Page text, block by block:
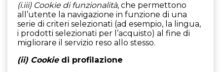
(i.iii) Cookie di funzionalità, che permettono
all’utente la navigazione in funzione di una
serie di criteri selezionati (ad esempio, la lingua,
i prodotti selezionati per l’acquisto) al fine di
migliorare il servizio reso allo stesso.
(ii) Cookiedi profilazione